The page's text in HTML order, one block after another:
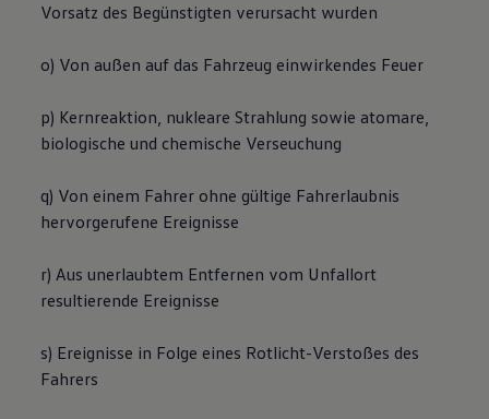
Vorsatz des Begünstigten verursacht wurden
o) Von außen auf das Fahrzeug einwirkendes Feuer
p) Kernreaktion, nukleare Strahlung sowie atomare,
biologische und chemische Verseuchung
q) Von einem Fahrer ohne gültige Fahrerlaubnis
hervorgerufene Ereignisse
r) Aus unerlaubtem Entfernen vom Unfallort
resultierende Ereignisse
s) Ereignisse in Folge eines Rotlicht-Verstoßes des
Fahrers